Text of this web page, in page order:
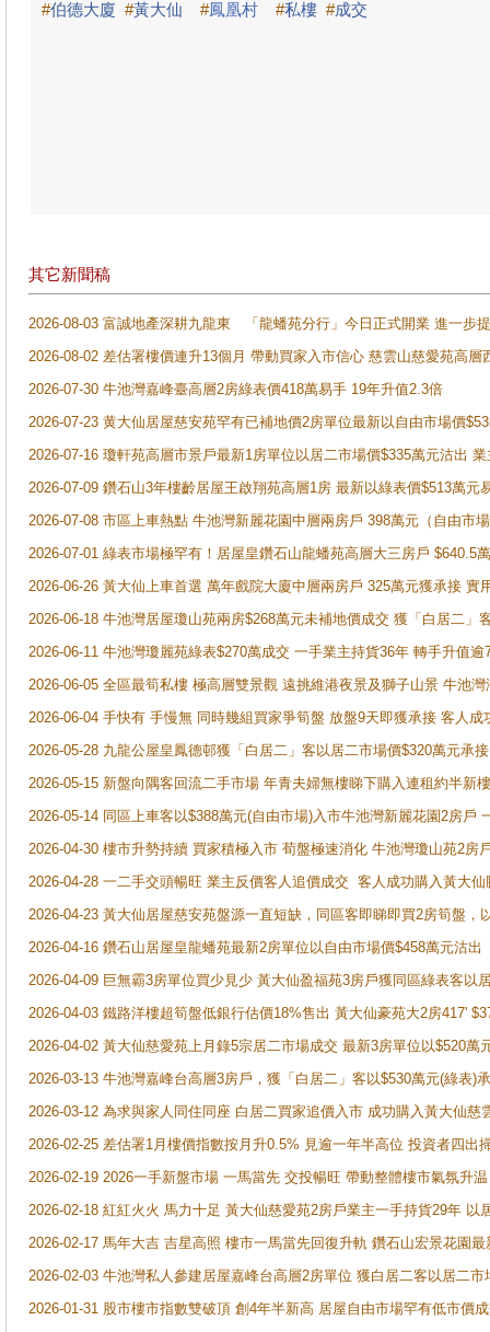
#伯德大廈 #黃大仙 #鳳凰村 #私樓 #成交
其它新聞稿
2026-08-03 富誠地產深耕九龍東 「龍蟠苑分行」今日正式開業 進一步
2026-08-02 差估署樓價連升13個月 帶動買家入市信心 慈雲山慈愛苑高層
2026-07-30 牛池灣嘉峰臺高層2房綠表價418萬易手 19年升值2.3倍
2026-07-23 黄大仙居屋慈安苑罕有已補地價2房單位最新以自由市場價
2026-07-16 瓊軒苑高層市景戶最新1房單位以居二市場價$335萬元沽出
2026-07-09 鑽石山3年樓齡居屋王啟翔苑高層1房 最新以綠表價$513萬元
2026-07-08 市區上車熱點 牛池灣新麗花園中層兩房戶 398萬元（自由市
2026-07-01 綠表市場極罕有！居屋皇鑽石山龍蟠苑高層大三房戶
2026-06-26 黃大仙上車首選 萬年戲院大廈中層兩房戶 325萬元獲承接 實
2026-06-18 牛池灣居屋瓊山苑兩房$268萬元未補地價成交 獲「白居二」
2026-06-11 牛池灣瓊麗苑綠表$270萬成交 一手業主持貨36年 轉手升值逾
2026-06-05 全區最筍私樓 極高層雙景觀 遠挑維港夜景及獅子山景 牛池
2026-06-04 手快有 手慢無 同時幾組買家爭筍盤 放盤9天即獲承接 客人
2026-05-28 九龍公屋皇鳳德邨獲「白居二」客以居二市場價$320萬元承接
2026-05-15 新盤向隅客回流二手市場 年青夫婦無樓睇下購入連租約半新
2026-05-14 同區上車客以$388萬元(自由市場)入市牛池灣新麗花園2房戶
2026-04-30 樓市升勢持續 買家積極入市 荀盤極速消化 牛池灣瓊山苑2房
2026-04-28 一二手交頭暢旺 業主反價客人追價成交 客人成功購入黃大
2026-04-23 黃大仙居屋慈安苑盤源一直短缺，同區客即睇即買2房筍盤，
2026-04-16 鑽石山居屋皇龍蟠苑最新2房單位以自由市場價$458萬元沽出
2026-04-09 巨無霸3房單位買少見少 黃大仙盈福苑3房戶獲同區綠表客以
2026-04-03 鐵路洋樓超筍盤低銀行估價18%售出 黃大仙豪苑大2房417'
2026-04-02 黃大仙慈愛苑上月錄5宗居二市場成交 最新3房單位以$520萬
2026-03-13 牛池灣嘉峰台高層3房戶，獲「白居二」客以$530萬元(綠表)
2026-03-12 為求與家人同住同座 白居二買家追價入市 成功購入黃大仙
2026-02-25 差估署1月樓價指數按月升0.5% 見逾一年半高位 投資者四
2026-02-19 2026一手新盤市場 一馬當先 交投暢旺 帶動整體樓市氣氛升
2026-02-18 紅紅火火 馬力十足 黃大仙慈愛苑2房戶業主一手持貨29年 以
2026-02-17 馬年大吉 吉星高照 樓市一馬當先回復升軌 鑽石山宏景花園
2026-02-03 牛池灣私人參建居屋嘉峰台高層2房單位 獲白居二客以居二市
2026-01-31 股市樓市指數雙破頂 創4年半新高 居屋自由市場罕有低市價